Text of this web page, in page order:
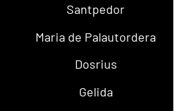
Santpedor
Maria de Palautordera
Dosrius
Gelida